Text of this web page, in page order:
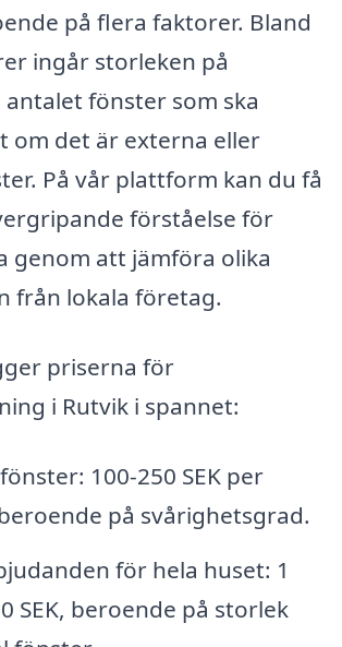
på flera faktorer. Bland
ingår storleken på
fönster som ska
om det är externa eller
På vår plattform kan du få
förståelse för
genom att jämföra olika
från lokala företag.
priserna för
i Rutvik i spannet:
100-250 SEK per
på svårighetsgrad.
för hela huset: 1
SEK, beroende på storlek